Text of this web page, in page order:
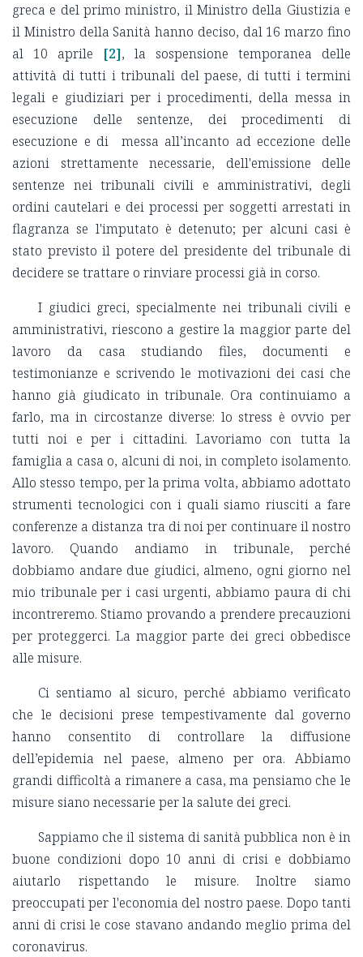
greca e del primo ministro, il Ministro della Giustizia e
il Ministro della Sanità hanno deciso, dal 16 marzo fino
al 10 aprile
[2], la sospensione temporanea delle
attività di tutti i tribunali del paese, di tutti i termini
legali e giudiziari per i procedimenti, della messa in
esecuzione delle sentenze, dei procedimenti di
esecuzione e di messa all’incanto ad eccezione delle
azioni strettamente necessarie, dell'emissione delle
sentenze nei tribunali civili e amministrativi, degli
ordini cautelari e dei processi per soggetti arrestati in
flagranza se l'imputato è detenuto; per alcuni casi è
stato previsto il potere del presidente del tribunale di
decidere se trattare o rinviare processi già in corso.
I giudici greci, specialmente nei tribunali civili e
amministrativi, riescono a gestire la maggior parte del
lavoro da casa studiando files, documenti e
testimonianze e scrivendo le motivazioni dei casi che
hanno già giudicato in tribunale. Ora continuiamo a
farlo, ma in circostanze diverse: lo stress è ovvio per
tutti noi e per i cittadini. Lavoriamo con tutta la
famiglia a casa o, alcuni di noi, in completo isolamento.
Allo stesso tempo, per la prima volta, abbiamo adottato
strumenti tecnologici con i quali siamo riusciti a fare
conferenze a distanza tra di noi per continuare il nostro
lavoro. Quando andiamo in tribunale, perché
dobbiamo andare due giudici, almeno, ogni giorno nel
mio tribunale per i casi urgenti, abbiamo paura di chi
incontreremo. Stiamo provando a prendere precauzioni
per proteggerci. La maggior parte dei greci obbedisce
alle misure.
Ci sentiamo al sicuro, perché abbiamo verificato
che le decisioni prese tempestivamente dal governo
hanno consentito di controllare la diffusione
dell’epidemia nel paese, almeno per ora. Abbiamo
grandi difficoltà a rimanere a casa, ma pensiamo che le
misure siano necessarie per la salute dei greci.
Sappiamo che il sistema di sanità pubblica non è in
buone condizioni dopo 10 anni di crisi e dobbiamo
aiutarlo rispettando le misure. Inoltre siamo
preoccupati per l'economia del nostro paese. Dopo tanti
anni di crisi le cose stavano andando meglio prima del
coronavirus.